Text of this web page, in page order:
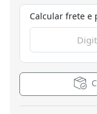
Calcular frete e